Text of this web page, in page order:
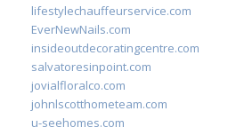
lifestylechauffeurservice.com
EverNewNails.com
insideoutdecoratingcentre.com
salvatoresinpoint.com
jovialfloralco.com
johnlscotthometeam.com
u-seehomes.com